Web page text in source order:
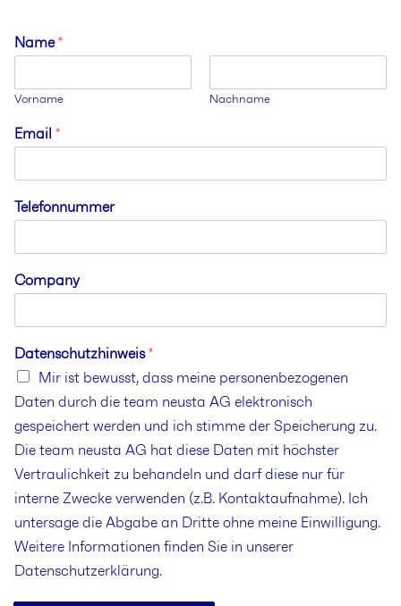
Name*
Vorname Nachname
Email *
Telefonnummer
Company
Datenschutzhinweis*
Mir ist bewusst, dass meine personenbezogenen
Daten durch die team neusta AG elektronisch
gespeichert werden und ich stimme der Speicherung zu.
Die team neusta AG hat diese Daten mit höchster
Vertraulichkeit zu behandeln und darf diese nur für
interne Zwecke verwenden (z.B. Kontaktaufnahme). Ich
untersage die Abgabe an Dritte ohne meine Einwilligung.
Weitere Informationen finden Sie in unserer
Datenschutzerklärung.